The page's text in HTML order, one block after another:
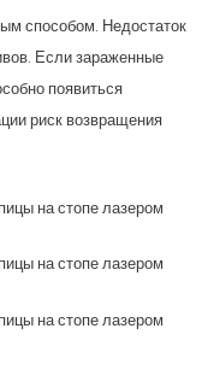
способом. Недостаток
Если зараженные
появиться
риск возвращения